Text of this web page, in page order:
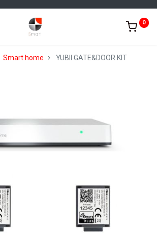
0
Smart home YUBII GATE&DOOR KIT